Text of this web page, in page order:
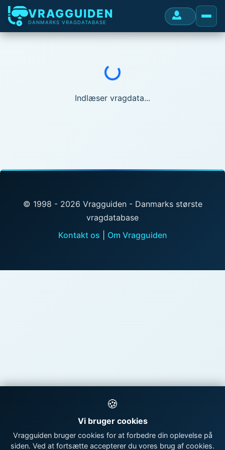
VRAGGUIDEN
DANMARKS VRAGDATABASE
Indlæser...
Indlæser vragdata...
© 1998 - 2026 Vragguiden - Danmarks største
vragdatabase
Kontakt os
Om Vragguiden
🍪
Vi bruger cookies
Vragguiden bruger cookies for at forbedre din oplevelse på
siden. Ved at fortsætte accepterer du vores brug af cookies.